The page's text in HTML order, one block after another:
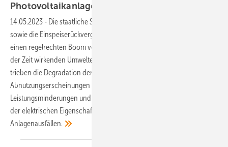
Photovoltaikanlagen
14.05.2023 - Die staatliche Subvention von Photovoltaikanlagen
sowie die Einspeiserückvergütung sorgten vor einigen Jahren für
einen regelrechten Boom von großflächigen Solarparks. Die im Laufe
der Zeit wirkenden Umwelteinflüsse und der Materialverschleiß
trieben die Degradation der Solarpanels enorm voran. Diese
Abnutzungserscheinungen führen jedoch auch zu
Leistungsminderungen und teilweise extremen Verschlechterungen
der elektrischen Eigenschaften, bis hin zu teilweisen oder kompletten
Anlagenausfällen.